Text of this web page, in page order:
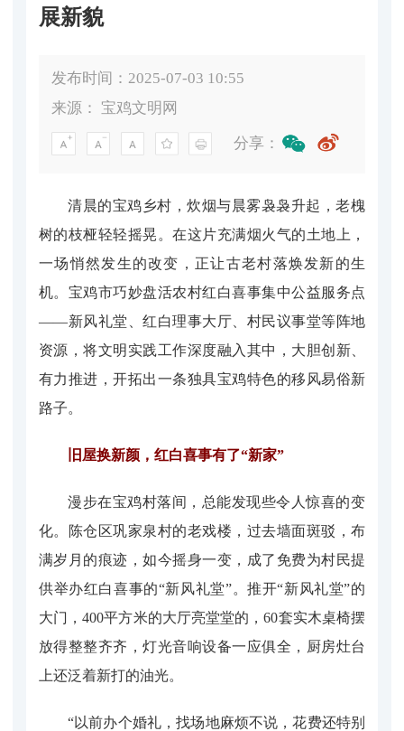
展新貌
发布时间：2025-07-03 10:55
来源： 宝鸡文明网
分享：
清晨的宝鸡乡村，炊烟与晨雾袅袅升起，老槐
树的枝桠轻轻摇晃。在这片充满烟火气的土地上，
一场悄然发生的改变，正让古老村落焕发新的生
机。宝鸡市巧妙盘活农村红白喜事集中公益服务点
——新风礼堂、红白理事大厅、村民议事堂等阵地
资源，将文明实践工作深度融入其中，大胆创新、
有力推进，开拓出一条独具宝鸡特色的移风易俗新
路子。
旧屋换新颜，红白喜事有了“新家”
漫步在宝鸡村落间，总能发现些令人惊喜的变
化。陈仓区巩家泉村的老戏楼，过去墙面斑驳，布
满岁月的痕迹，如今摇身一变，成了免费为村民提
供举办红白喜事的“新风礼堂”。推开“新风礼堂”的
大门，400平方米的大厅亮堂堂的，60套实木桌椅摆
放得整整齐齐，灯光音响设备一应俱全，厨房灶台
上还泛着新打的油光。
“以前办个婚礼，找场地麻烦不说，花费还特别